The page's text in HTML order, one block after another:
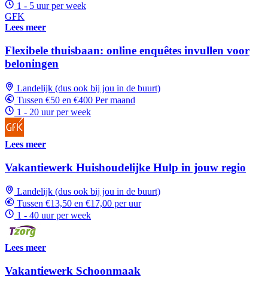
1 - 5 uur per week
GFK
Lees meer
Flexibele thuisbaan: online enquêtes invullen voor
beloningen
Landelijk (dus ook bij jou in de buurt)
Tussen €50 en €400 Per maand
1 - 20 uur per week
Lees meer
Vakantiewerk Huishoudelijke Hulp in jouw regio
Landelijk (dus ook bij jou in de buurt)
Tussen €13,50 en €17,00 per uur
1 - 40 uur per week
Lees meer
Vakantiewerk Schoonmaak